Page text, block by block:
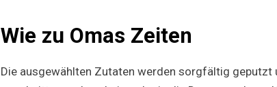
Wie zu Omas Zeiten
Die ausgewählten Zutaten werden sorgfältig geputzt